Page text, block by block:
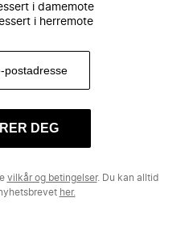
i damemote
i herremote
DEG
vilkår og betingelser. Du kan alltid
her.